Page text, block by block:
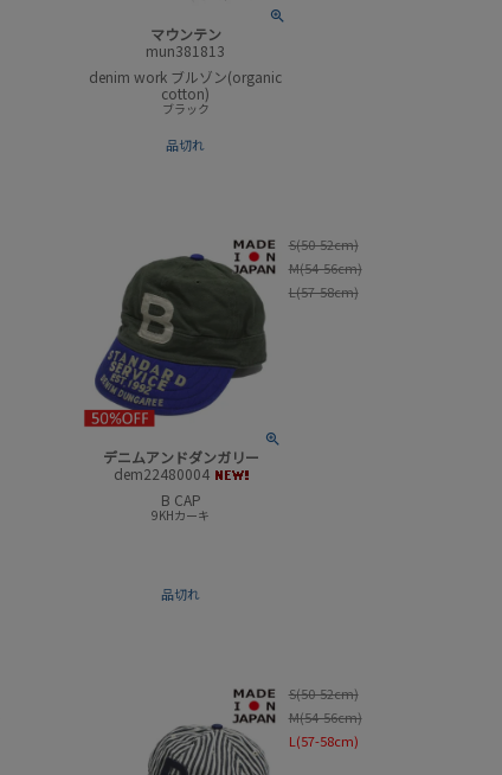
マウンテン
mun381813
denim work ブルゾン(organic
cotton)
ブラック
品切れ
デニムアンドダンガリー
dem22480004
B CAP
9KHカーキ
品切れ
S(50-52cm)
M(54-56cm)
L(57-58cm)
S(50-52cm)
M(54-56cm)
L(57-58cm)